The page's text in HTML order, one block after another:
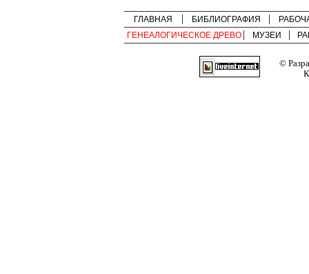
ГЛАВНАЯ БИБЛИОГРАФИЯ
ГЕНЕАЛОГИЧЕСКОЕ ДРЕВО
МУЗЕИ
©